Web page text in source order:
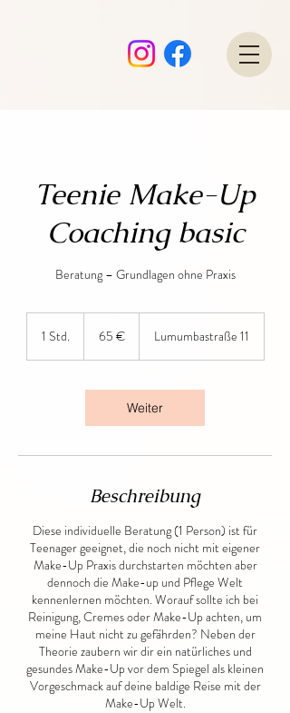
Teenie Make-Up
Coaching basic
Beratung – Grundlagen ohne Praxis
1 Std. 65 € Lumumbastraße 11
Weiter
Beschreibung
Diese individuelle Beratung (1 Person) ist für
Teenager geeignet, die noch nicht mit eigener
Make-Up Praxis durchstarten möchten aber
dennoch die Make-up und Pflege Welt
kennenlernen möchten. Worauf sollte ich bei
Reinigung, Cremes oder Make-Up achten, um
meine Haut nicht zu gefährden? Neben der
Theorie zaubern wir dir ein natürliches und
gesundes Make-Up vor dem Spiegel als kleinen
Vorgeschmack auf deine baldige Reise mit der
Make-Up Welt.